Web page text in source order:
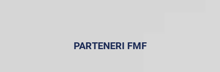
PARTENERI FMF